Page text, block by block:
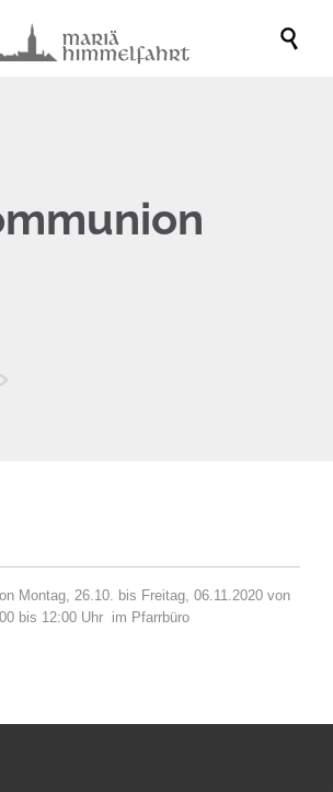

Montag, 26.10. bis Freitag, 06.11.2020 von
bis 12:00 Uhr im Pfarrbüro